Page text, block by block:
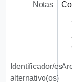
Notas
Identificador/es
alternativo(os)